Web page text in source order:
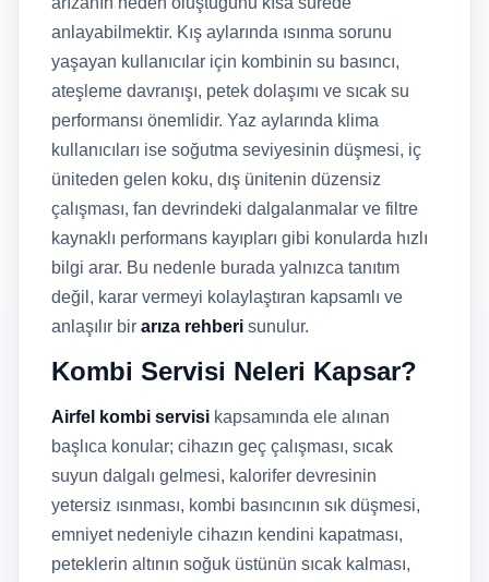
anlayabilmektir. Kış aylarında ısınma sorunu
yaşayan kullanıcılar için kombinin su basıncı,
ateşleme davranışı, petek dolaşımı ve sıcak su
performansı önemlidir. Yaz aylarında klima
kullanıcıları ise soğutma seviyesinin düşmesi, iç
üniteden gelen koku, dış ünitenin düzensiz
çalışması, fan devrindeki dalgalanmalar ve filtre
kaynaklı performans kayıpları gibi konularda hızlı
bilgi arar. Bu nedenle burada yalnızca tanıtım
değil, karar vermeyi kolaylaştıran kapsamlı ve
anlaşılır bir arıza rehberi sunulur.
Kombi Servisi Neleri Kapsar?
Airfel kombi servisi kapsamında ele alınan
başlıca konular; cihazın geç çalışması, sıcak
suyun dalgalı gelmesi, kalorifer devresinin
yetersiz ısınması, kombi basıncının sık düşmesi,
emniyet nedeniyle cihazın kendini kapatması,
peteklerin altının soğuk üstünün sıcak kalması,